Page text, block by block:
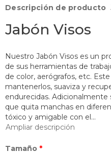
Descripción de producto
Jabón Visos
Nuestro Jabón Visos es un
de sus herramientas de
de color, aerógrafos, etc.
mantenerlos, suaviza y
endurecidas. Adicionalmente
que quita manchas en
tóxico y amigable con el...
Ampliar descripción
Tamaño *